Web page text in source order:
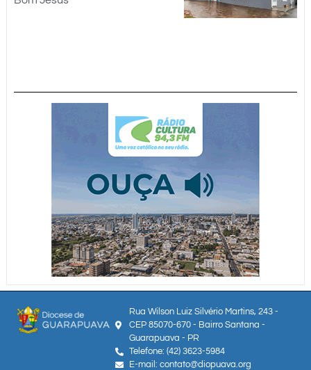
Rua Wilson Luiz Silvério Martins, 243 -
CEP 85070-670 - Bairro Santana -
Guarapuava - PR
Telefone: (42) 3623-5984
E-mail: contato@diopuava.org